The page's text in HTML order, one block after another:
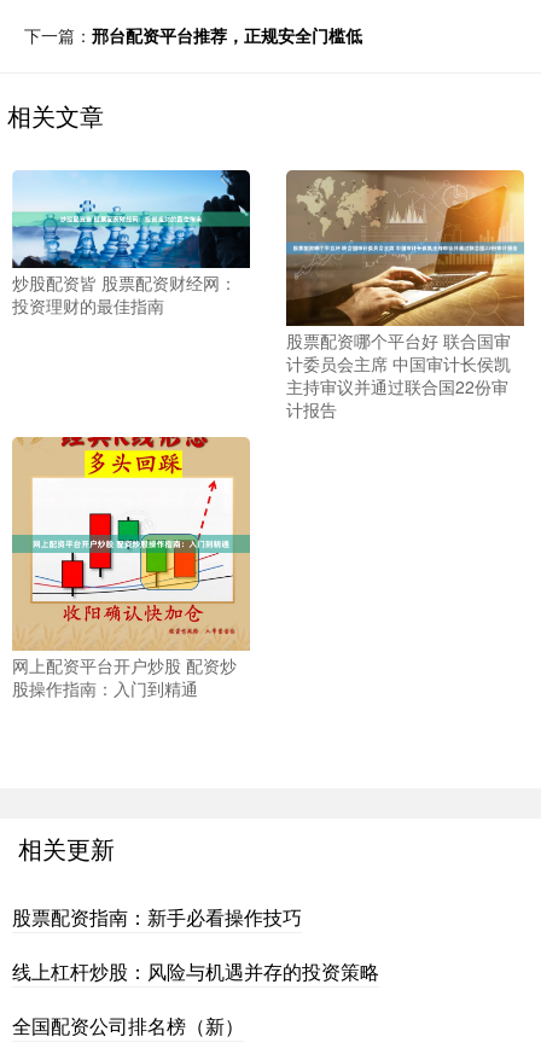
下一篇： 邢台配资平台推荐，正规安全门槛低
相关文章
炒股配资皆 股票配资财经网：
投资理财的最佳指南
股票配资哪个平台好 联合国审
计委员会主席 中国审计长侯凯
主持审议并通过联合国22份审
计报告
网上配资平台开户炒股 配资炒
股操作指南：入门到精通
相关更新
股票配资指南：新手必看操作技巧
线上杠杆炒股：风险与机遇并存的投资策略
全国配资公司排名榜（新）